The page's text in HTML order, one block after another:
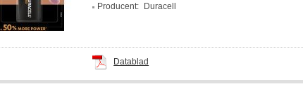
Producent:
Duracell
Datablad